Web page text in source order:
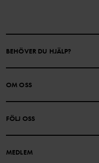
BEHÖVER DU HJÄLP?
KONTAKTA OSS
PRESENTKORTSALDO
INTEGRITETSPOLICY
OM OSS
FÖLJ OSS
MEDLEM